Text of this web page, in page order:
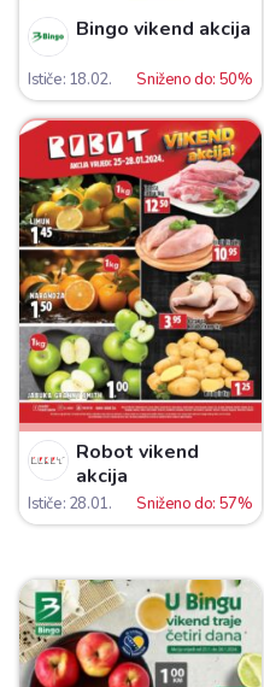
Bingo vikend akcija
Ističe: 18.02. Sniženo do: 50%
Robot vikend
akcija
Ističe: 28.01. Sniženo do: 57%